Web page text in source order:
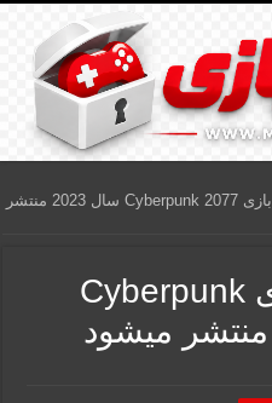
نسخۀ GOTY بازی Cyberpunk 2077 سال 2023 منتشر
نسخۀ GOTY بازی Cyberpunk